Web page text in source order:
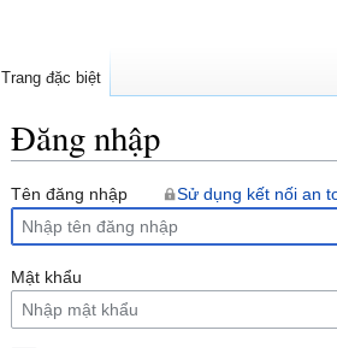
Đăng nhập
Buớc
tưới
chuyển
hướng
Bước
tới
tìm
kiếm
Tên đăng nhập Sử dụng kết nối an
Mật khẩu
Trang đặc biệt